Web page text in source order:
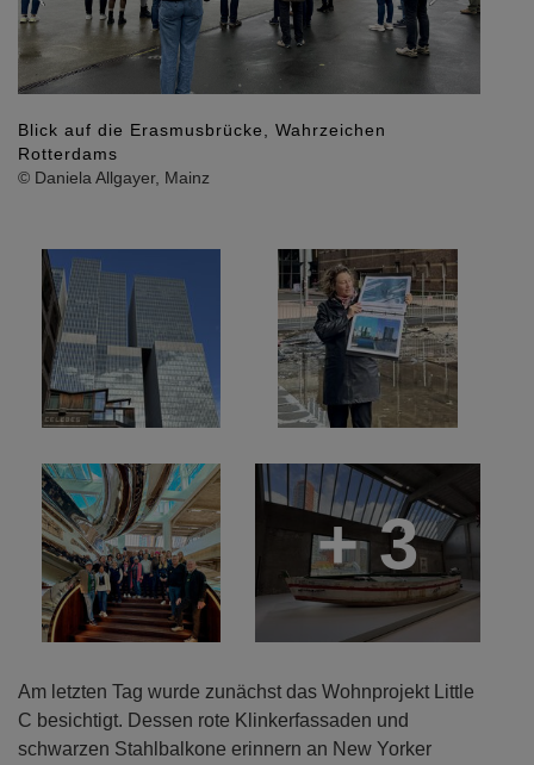
Blick auf die Erasmusbrücke, Wahrzeichen
Rotterdams
© Daniela Allgayer, Mainz
+ 3
Am letzten Tag wurde zunächst das Wohnprojekt Little
C besichtigt. Dessen rote Klinkerfassaden und
schwarzen Stahlbalkone erinnern an New Yorker